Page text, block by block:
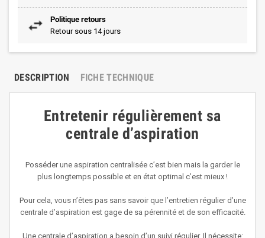
Politique retours
Retour sous 14 jours
DESCRIPTION FICHE TECHNIQUE
Entretenir régulièrement sa
centrale d’aspiration
Posséder une aspiration centralisée c’est bien mais la garder le
plus longtemps possible et en état optimal c’est mieux !
Pour cela, vous n’êtes pas sans savoir que l’entretien régulier d’une
centrale d’aspiration est gage de sa pérennité et de son efficacité.
Une centrale d’aspiration a besoin d’un suivi régulier. Il nécessite: